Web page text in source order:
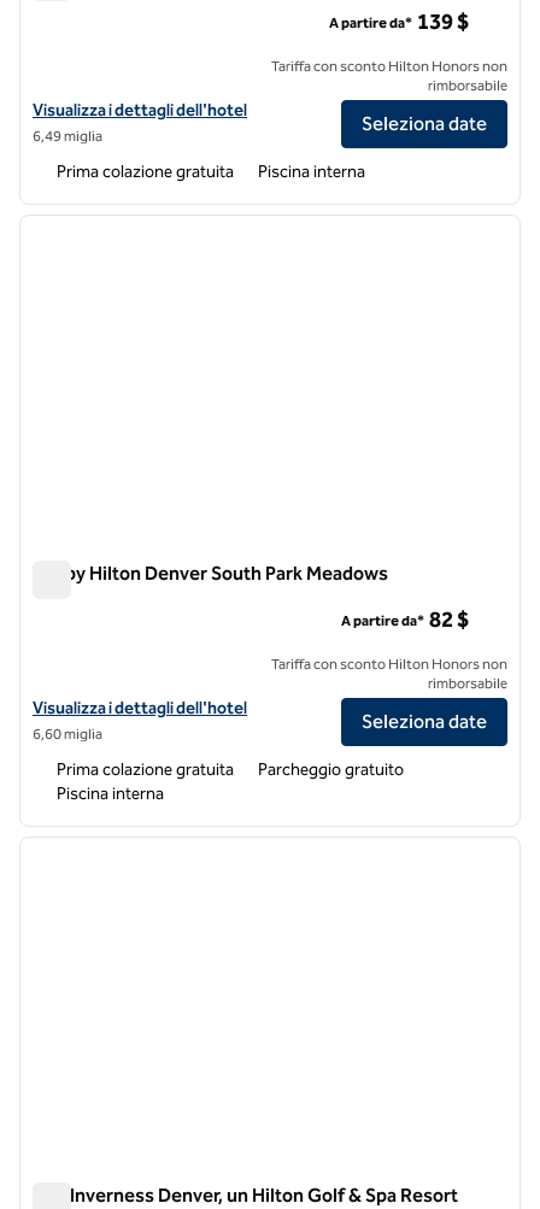
Visualizza i dettagli dell'hotel per Homewood Suites by Hilton
Visualizza i dettagli dell'hotel
6,49 miglia
A partire da* 139 $
Tariffa con sconto Hilton Honors non
rimborsabile
Seleziona date
Prima colazione gratuita Piscina interna
1 di 12
Tru by Hilton Denver South Park Meadows
Visualizza i dettagli dell'hotel Tru by Hilton Denver South Park
Visualizza i dettagli dell'hotel
6,60 miglia
A partire da* 82 $
Tariffa con sconto Hilton Honors non
rimborsabile
Seleziona date
Prima colazione gratuita
Parcheggio gratuito
Piscina interna
1 di 12
The Inverness Denver, un Hilton Golf & Spa Resort